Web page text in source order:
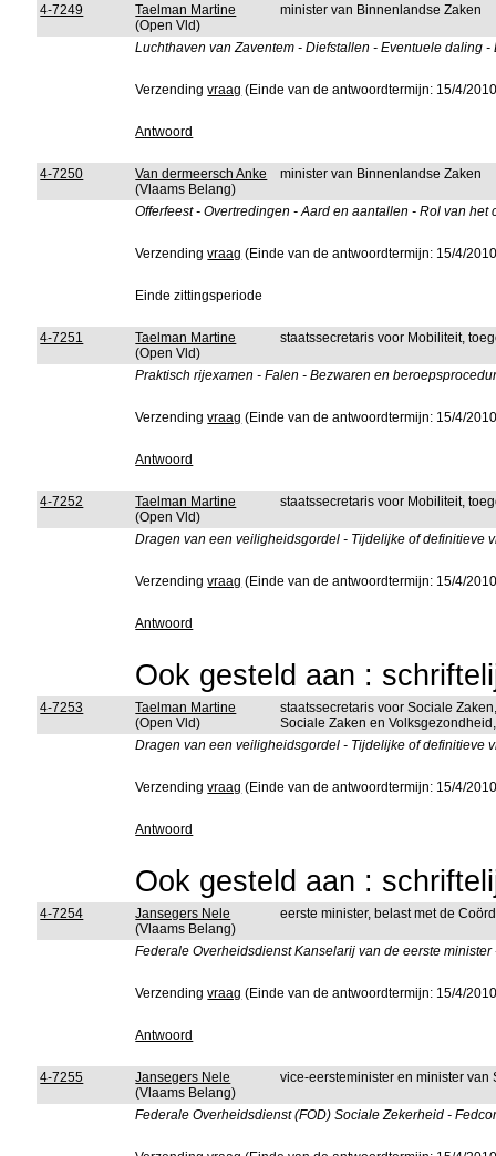
4-7249
Taelman Martine
(Open Vld)
minister van Binnenlandse Zaken
Luchthaven van Zaventem - Diefstallen - Eventuele daling
Verzendingvraag (Einde van de antwoordtermijn: 15/4/
Antwoord
4-7250
Van dermeersch Anke
(Vlaams Belang)
minister van Binnenlandse Zaken
Offerfeest - Overtredingen - Aard en aantallen - Rol van
Verzendingvraag (Einde van de antwoordtermijn: 15/4/
Einde zittingsperiode
4-7251
Taelman Martine
(Open Vld)
staatssecretaris voor Mobiliteit,
Praktisch rijexamen - Falen - Bezwaren en
Verzendingvraag (Einde van de antwoordtermijn: 15/4/
Antwoord
4-7252
Taelman Martine
(Open Vld)
staatssecretaris voor Mobiliteit,
Dragen van een veiligheidsgordel - Tijdelijke of definitieve
Verzendingvraag (Einde van de antwoordtermijn: 15/4/
Antwoord
Ook gesteld aan :
4-7253
Taelman Martine
(Open Vld)
staatssecretaris voor Sociale
Sociale Zaken en
Dragen van een veiligheidsgordel - Tijdelijke of definitieve
Verzendingvraag (Einde van de antwoordtermijn: 15/4/
Antwoord
Ook gesteld aan :
4-7254
Jansegers Nele
(Vlaams Belang)
eerste minister, belast met de
Federale Overheidsdienst Kanselarij van de eerste
Verzendingvraag (Einde van de antwoordtermijn: 15/4/
Antwoord
4-7255
Jansegers Nele
(Vlaams Belang)
vice-eersteminister en minister
Federale Overheidsdienst (FOD) Sociale Zekerheid -